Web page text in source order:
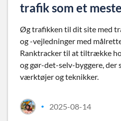
trafik som et
Øg trafikken til dit site med
og -vejledninger med
Ranktracker til at tiltrække
og gør-det-selv-byggere, der
værktøjer og teknikker.
• 2025-08-14